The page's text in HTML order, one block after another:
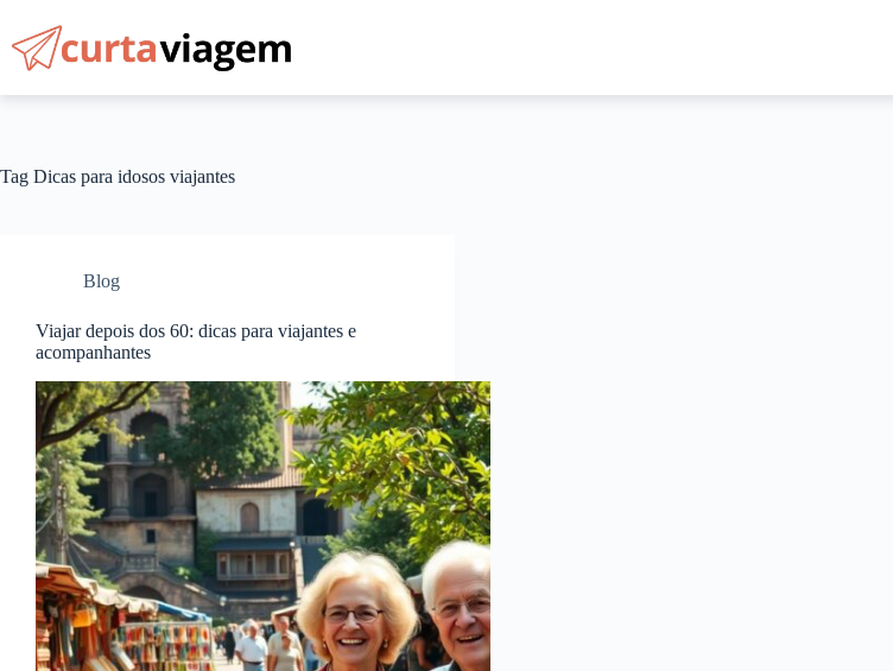
conteúdo
Tag Dicas para idosos viajantes
Blog
Viajar depois dos 60: dicas para viajantes e
acompanhantes